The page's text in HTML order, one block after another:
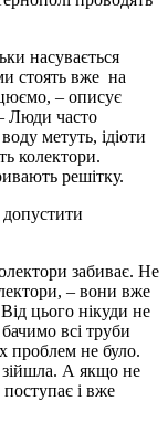
насувається
стоять вже на
– описує
Люди часто
метуть, ідіоти
колектори.
решітку.
забиває. Не
– вони вже
цього нікуди не
всі труби
проблем не було.
зійшла. А якщо не
і вже